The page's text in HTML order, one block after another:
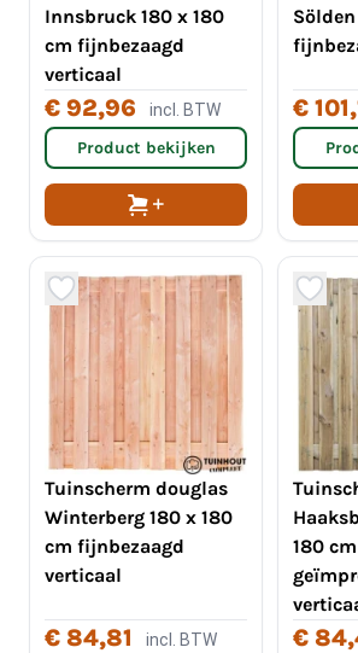
Innsbruck 180 x 180
cm fijnbezaagd
verticaal
€ 92,96 incl. BTW
Product bekijken
€
Tuinscherm douglas
Winterberg 180 x 180
cm fijnbezaagd
verticaal
€ 84,81 incl. BTW
180 cm
€